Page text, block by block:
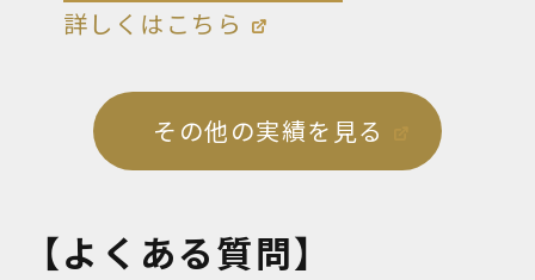
詳しくはこちら
その他の実績を見る
【よくある質問】